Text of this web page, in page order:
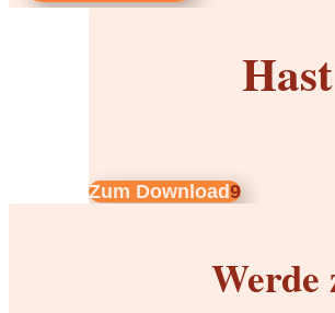
Zum Download
Werde